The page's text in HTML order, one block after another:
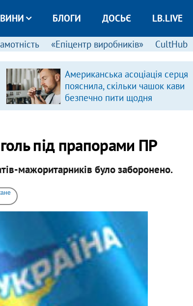
БЛОГИ ДОСЬЄ LB.LIVE
«Епіцентр виробників» CultHub
Американська асоціація серця
пояснила, скільки чашок кави
безпечно пити щодня
під прапорами ПР
мажоритарників було заборонено.